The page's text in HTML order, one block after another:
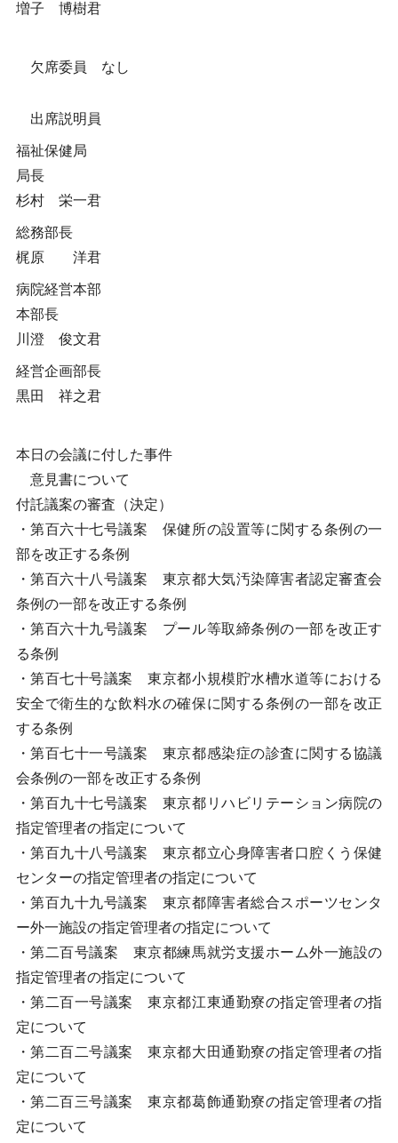
増子 博樹君
欠席委員 なし
出席説明員
福祉保健局
局長
杉村 栄一君
総務部長
梶原 洋君
病院経営本部
本部長
川澄 俊文君
経営企画部長
黒田 祥之君
本日の会議に付した事件
意見書について
付託議案の審査（決定）
・第百六十七号議案 保健所の設置等に関する条例の一
部を改正する条例
・第百六十八号議案 東京都大気汚染障害者認定審査会
条例の一部を改正する条例
・第百六十九号議案 プール等取締条例の一部を改正す
る条例
・第百七十号議案 東京都小規模貯水槽水道等における
安全で衛生的な飲料水の確保に関する条例の一部を改正
する条例
・第百七十一号議案 東京都感染症の診査に関する協議
会条例の一部を改正する条例
・第百九十七号議案 東京都リハビリテーション病院の
指定管理者の指定について
・第百九十八号議案 東京都立心身障害者口腔くう保健
センターの指定管理者の指定について
・第百九十九号議案 東京都障害者総合スポーツセンタ
ー外一施設の指定管理者の指定について
・第二百号議案 東京都練馬就労支援ホーム外一施設の
指定管理者の指定について
・第二百一号議案 東京都江東通勤寮の指定管理者の指
定について
・第二百二号議案 東京都大田通勤寮の指定管理者の指
定について
・第二百三号議案 東京都葛飾通勤寮の指定管理者の指
定について